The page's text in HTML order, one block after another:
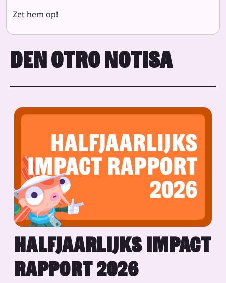
Zet hem op!
DEN OTRO NOTISA
HALFJAARLIJKS IMPACT
RAPPORT 2026